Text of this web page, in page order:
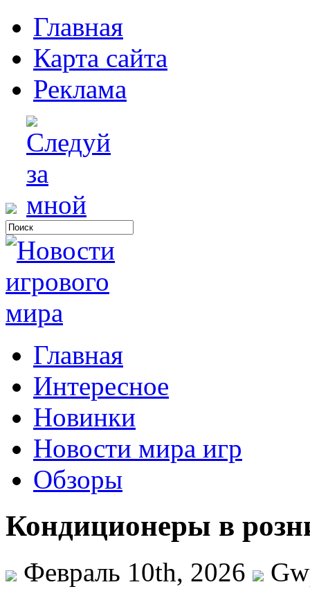
Главная
Карта сайта
Реклама
Главная
Интересное
Новинки
Новости мира игр
Обзоры
Кондиционеры в
Февраль 10th, 2026